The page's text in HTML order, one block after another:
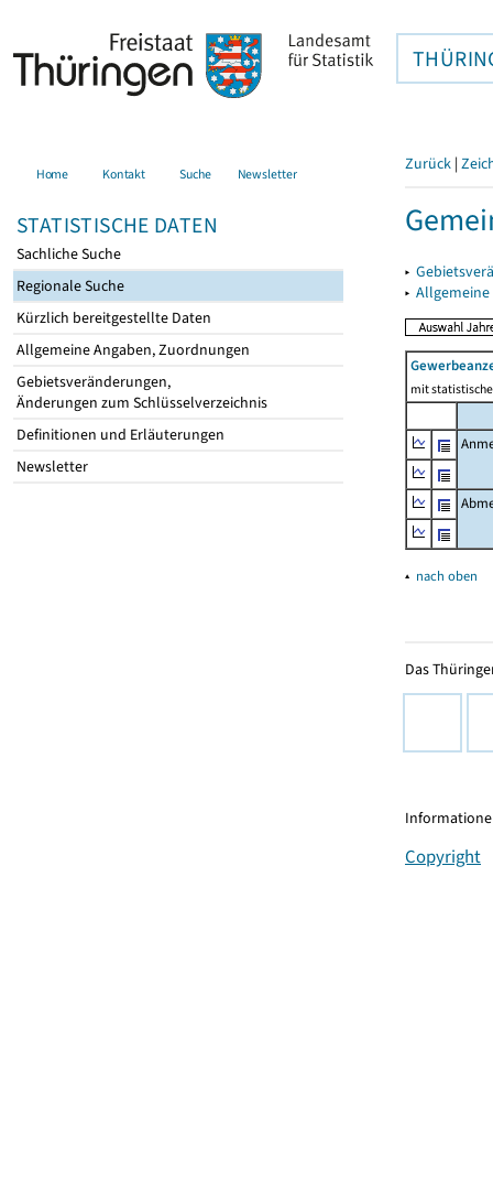
Home Kontakt Suche Newsletter
STATISTISCHE DATEN
Sachliche Suche
Regionale Suche
Kürzlich bereitgestellte Daten
Allgemeine Angaben, Zuordnungen
Gebietsveränderungen,
Änderungen zum Schlüsselverzeichnis
Definitionen und Erläuterungen
Newsletter
Zurück |
▸
▸
mit
▴ nach oben
Das
Copyright